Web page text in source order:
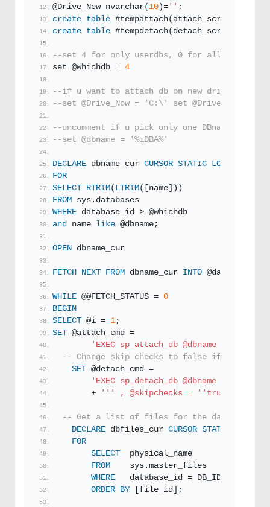
@Drive_New nvarchar( 10)= '' ;
create table #tempattach(attach_script
create table #tempdetach(detach_script
--set 4 for only userdbs, 0 for all dbs
set @whichdb = 4
--if u want to attach db on new drive with
--set @Drive_Now = 'C:\' set @Drive_New =
--uncomment if u pick only one DBname
--set @dbname = '%iDBA%'
DECLARE dbname_cur CURSOR STATIC LOCAL
FOR
SELECT RTRIM( LTRIM([name]))
FROM sys.databases
WHERE database_id > @whichdb
and
name like @dbname;
OPEN dbname_cur
FETCH NEXT FROM dbname_cur INTO @database
WHILE @@FETCH_STATUS = 0
BEGIN
SELECT @i = 1 ;
SET @attach_cmd =
'EXEC sp_attach_db @dbname = '
-- Change skip checks to false if you
SET @detach_cmd =
'EXEC sp_detach_db @dbname = '
        +
'' ' , @skipchecks = ' 'true'
-- Get a list of files for the database
DECLARE dbfiles_cur CURSOR STATIC
FOR
SELECT
  physical_name
FROM
    sys.master_files
WHERE
database_id =
ORDER BY [file_id];